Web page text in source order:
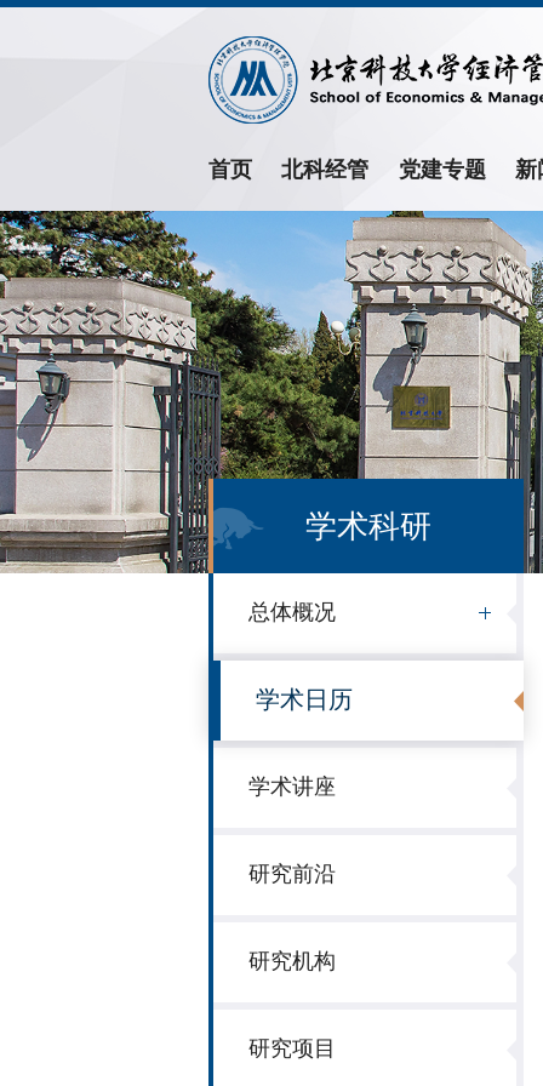
首页 北科经管 党建专题 新
学术科研
总体概况
学术日历
学术讲座
研究前沿
研究机构
研究项目